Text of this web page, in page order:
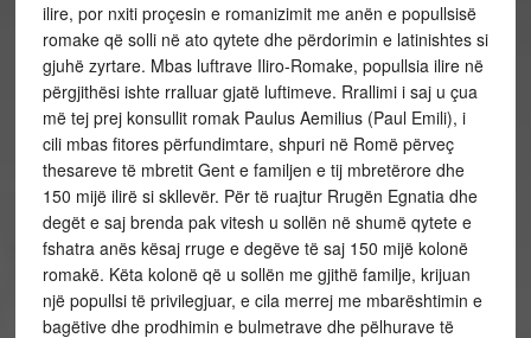
ilire, por nxiti proçesin e romanizimit me anën e popullsisë
romake që solli në ato qytete dhe përdorimin e latinishtes si
gjuhë zyrtare. Mbas luftrave Iliro-Romake, popullsia ilire në
përgjithësi ishte rralluar gjatë luftimeve. Rrallimi i saj u çua
më tej prej konsullit romak Paulus Aemilius (Paul Emili), i
cili mbas fitores përfundimtare, shpuri në Romë përveç
thesareve të mbretit Gent e familjen e tij mbretërore dhe
150 mijë ilirë si skllevër. Për të ruajtur Rrugën Egnatia dhe
degët e saj brenda pak vitesh u sollën në shumë qytete e
fshatra anës kësaj rruge e degëve të saj 150 mijë kolonë
romakë. Këta kolonë që u sollën me gjithë familje, krijuan
një popullsi të privilegjuar, e cila merrej me mbarështimin e
bagëtive dhe prodhimin e bulmetrave dhe pëlhurave të